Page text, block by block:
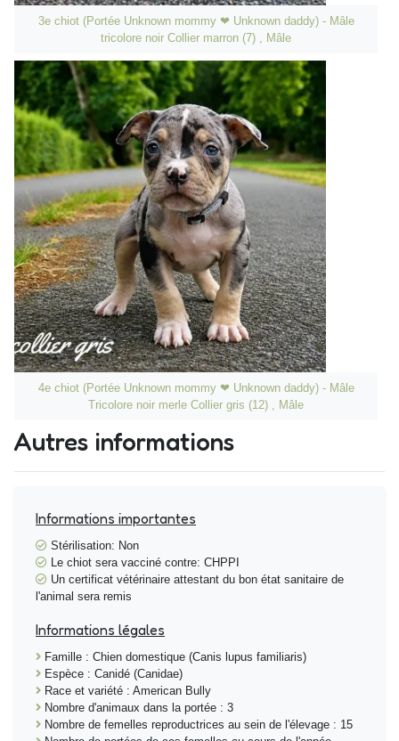
3e chiot (Portée Unknown mommy ❤ Unknown daddy) - Mâle
tricolore noir Collier marron (7) , Mâle
4e chiot (Portée Unknown mommy ❤ Unknown daddy) - Mâle
Tricolore noir merle Collier gris (12) , Mâle
Autres informations
Informations importantes
Stérilisation: Non
Le chiot sera vacciné contre: CHPPI
Un certificat vétérinaire attestant du bon état sanitaire de
l'animal sera remis
Informations légales
Famille : Chien domestique (Canis lupus familiaris)
Espèce : Canidé (Canidae)
Race et variété : American Bully
Nombre d'animaux dans la portée : 3
Nombre de femelles reproductrices au sein de l'élevage : 15